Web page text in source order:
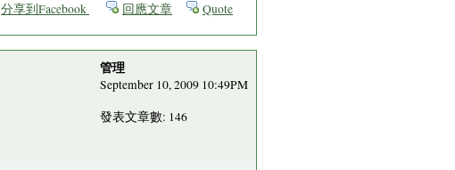
分享到Facebook 回應文章 Quote
管理
September 10, 2009 10:49PM
發表文章數: 146